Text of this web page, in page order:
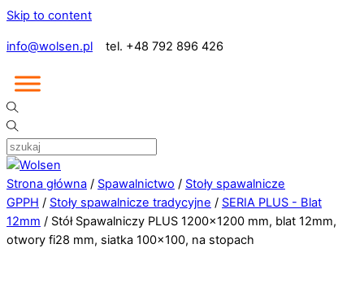
Skip to content
info@wolsen.pl tel. +48 792 896 426
Strona główna / Spawalnictwo / Stoły spawalnicze
GPPH / Stoły spawalnicze tradycyjne / SERIA PLUS - Blat
12mm / Stół Spawalniczy PLUS 1200×1200 mm, blat 12mm,
otwory fi28 mm, siatka 100×100, na stopach